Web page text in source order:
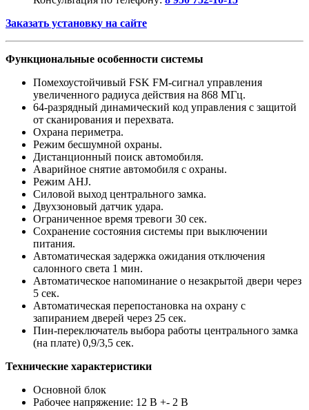
Заказать установку на сайте
Функциональные особенности системы
Помехоустойчивый FSK FM-сигнал управления
увеличенного радиуса действия на 868 МГц.
64-разрядный динамический код управления с защитой
от сканирования и перехвата.
Охрана периметра.
Режим бесшумной охраны.
Дистанционный поиск автомобиля.
Аварийное снятие автомобиля с охраны.
Режим AHJ.
Силовой выход центрального замка.
Двухзоновый датчик удара.
Ограниченное время тревоги 30 сек.
Сохранение состояния системы при выключении
питания.
Автоматическая задержка ожидания отключения
салонного света 1 мин.
Автоматическое напоминание о незакрытой двери через
5 сек.
Автоматическая перепостановка на охрану с
запиранием дверей через 25 сек.
Пин-переключатель выбора работы центрального замка
(на плате) 0,9/3,5 сек.
Технические характеристики
Основной блок
Рабочее напряжение: 12 В +- 2 В